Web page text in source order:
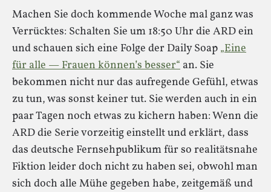
Machen Sie doch kommende Woche mal ganz was
Verrücktes: Schalten Sie um 18:50 Uhr die ARD ein
und schauen sich eine Folge der Daily Soap „Eine
für alle — Frauen können’s besser“ an. Sie
bekommen nicht nur das aufregende Gefühl, etwas
zu tun, was sonst keiner tut. Sie werden auch in ein
paar Tagen noch etwas zu kichern haben: Wenn die
ARD die Serie vorzeitig einstellt und erklärt, dass
das deutsche Fernsehpublikum für so realitätsnahe
Fiktion leider doch nicht zu haben sei, obwohl man
sich doch alle Mühe gegeben habe, zeitgemäß und